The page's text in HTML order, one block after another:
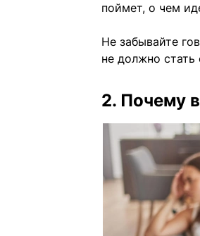
поймет, о чем
Не забывайте
не должно
2. Почему